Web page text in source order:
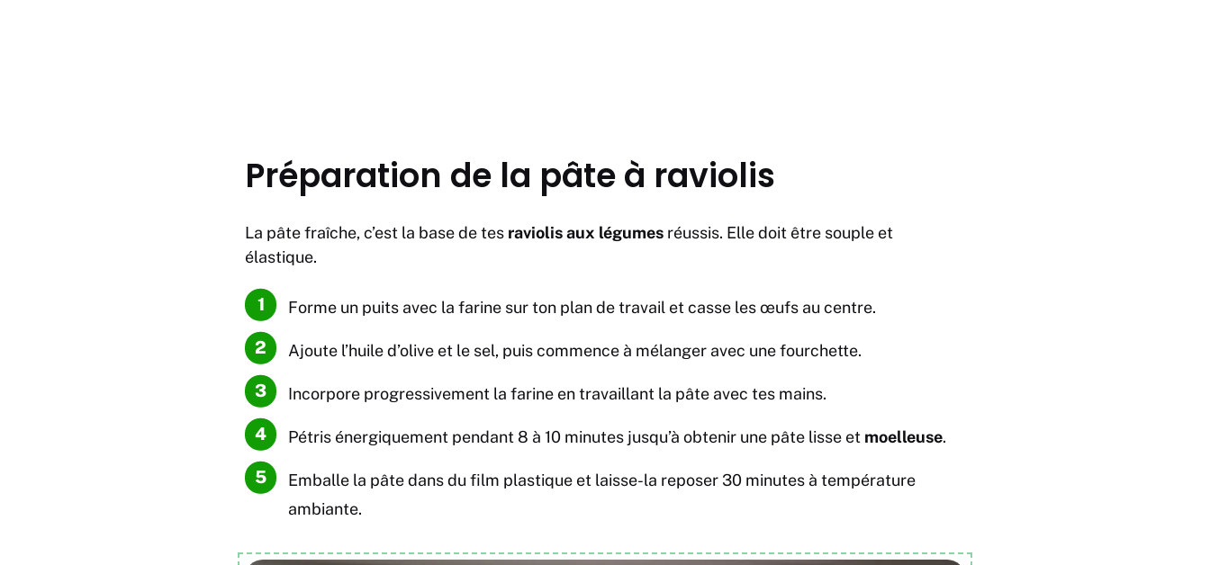
Préparation de la pâte à raviolis
La pâte fraîche, c’est la base de tes raviolis aux légumes réussis. Elle doit être souple et
élastique.
Forme un puits avec la farine sur ton plan de travail et casse les œufs au centre.
Ajoute l’huile d’olive et le sel, puis commence à mélanger avec une fourchette.
Incorpore progressivement la farine en travaillant la pâte avec tes mains.
Pétris énergiquement pendant 8 à 10 minutes jusqu’à obtenir une pâte lisse et moelleuse.
Emballe la pâte dans du film plastique et laisse-la reposer 30 minutes à température
ambiante.